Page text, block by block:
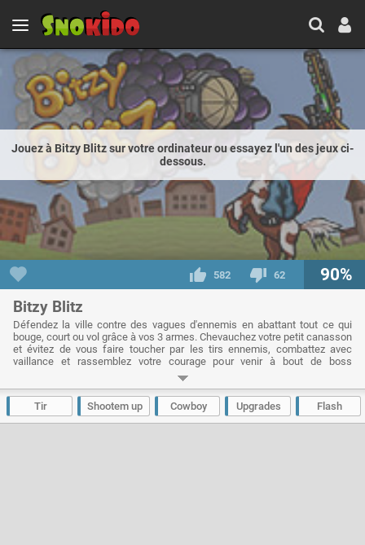
Jouez à Bitzy Blitz sur votre ordinateur ou essayez l'un des jeux ci-
dessous.
582 62 90%
Bitzy Blitz
Défendez la ville contre des vagues d'ennemis en abattant tout ce qui
bouge, court ou vol grâce à vos 3 armes. Chevauchez votre petit canasson
et évitez de vous faire toucher par les tirs ennemis, combattez avec
vaillance et rassemblez votre courage pour venir à bout de boss
gigantesques. Pour chaque ennemi tué vous récolterez des cristaux qui
vous permettront d'acheter de très nombreuses améliorations pour vos
armes mais également pour votre héros.
Développeur :Wingon Studios- Joué19 kfois
Tir Shootem up Cowboy Upgrades Flash